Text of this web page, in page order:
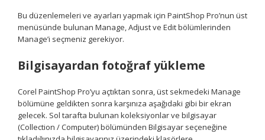
Bu düzenlemeleri ve ayarları yapmak için PaintShop Pro’nun üst
menüsünde bulunan Manage, Adjust ve Edit bölümlerinden
Manage’i seçmeniz gerekiyor.
Bilgisayardan fotoğraf yükleme
Corel PaintShop Pro’yu açtıktan sonra, üst sekmedeki Manage
bölümüne geldikten sonra karşınıza aşağıdaki gibi bir ekran
gelecek. Sol tarafta bulunan koleksiyonlar ve bilgisayar
(Collection / Computer) bölümünden Bilgisayar seçeneğine